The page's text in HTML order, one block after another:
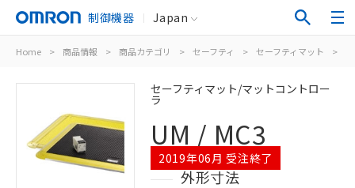
制御機器 Japan
Home > 商品情報 > 商品カテゴリ > セーフティ > セーフティマット >
セーフティマット/マットコントロー
ラ
UM / MC3
2019年06月 受注終了
外形寸法